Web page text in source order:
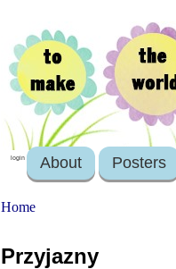
login About Posters
Home
Przyjazny